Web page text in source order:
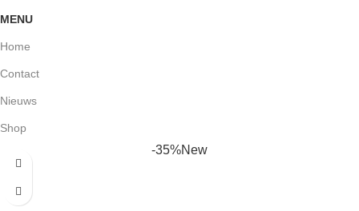
MENU
Home
Contact
Nieuws
Shop
-35%New